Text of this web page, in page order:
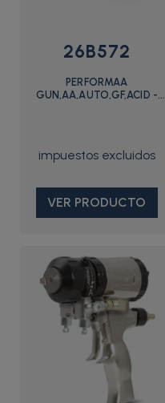
26B572
PERFORMAA
GUN,AA,AUTO,GF,ACID -
VER PRODUCTO